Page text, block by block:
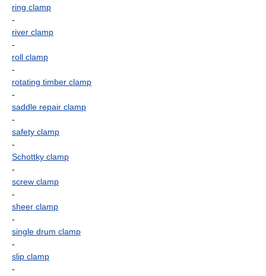
ring clamp
-
river clamp
-
roll clamp
-
rotating timber clamp
-
saddle repair clamp
-
safety clamp
-
Schottky clamp
-
screw clamp
-
sheer clamp
-
single drum clamp
-
slip clamp
-